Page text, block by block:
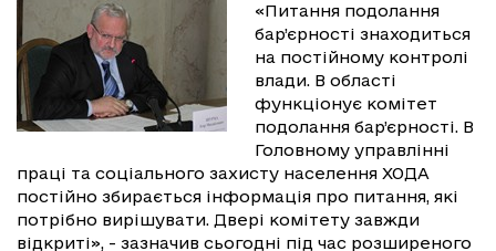
«Питання подолання
бар’єрності знаходиться
на постійному контролі
влади. В області
функціонує комітет
подолання бар’єрності. В
Головному управлінні
праці та соціального захисту населення ХОДА
постійно збирається інформація про питання, які
потрібно вирішувати. Двері комітету завжди
відкриті», - зазначив сьогодні під час розширеного